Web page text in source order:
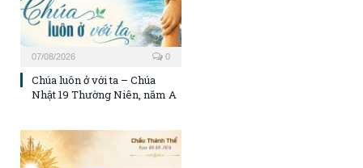
07/08/2026 0
Chúa luôn ở với ta – Chúa
Nhật 19 Thường Niên, năm A